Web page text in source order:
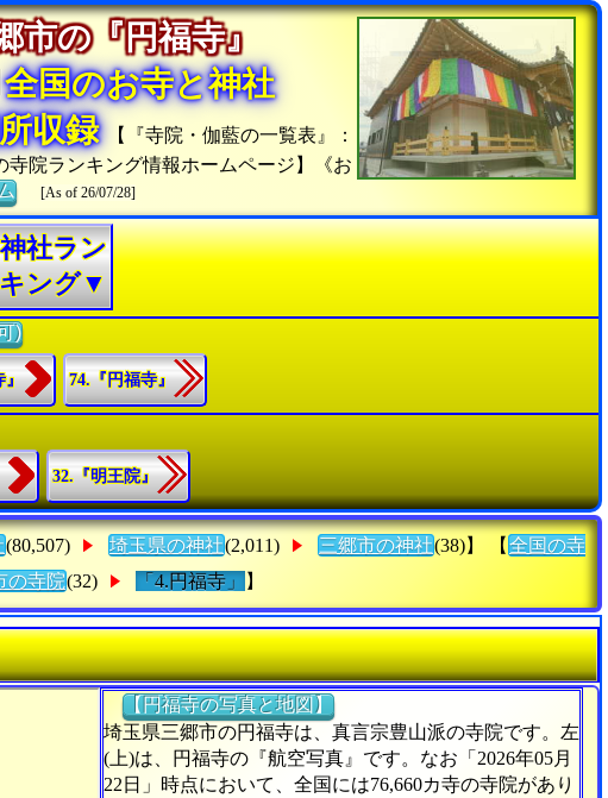
市の『円福寺』
全国のお寺と神社
収録
【『寺院・伽藍の一覧表』：
寺院ランキング情報ホームページ】《お
[As of 26/07/28]
神社ラン
キング▼
)
』 74.『円福寺』
32.『明王院』
(80,507) 埼玉県の神社(2,011) 三郷市の神社(38)】 【 全国の寺
の寺院(32) 「4.円福寺」 】
【円福寺の写真と地図】
埼玉県三郷市の円福寺は、真言宗豊山派の寺院です。左
(上)は、円福寺の『航空写真』です。なお「2026年05月
22日」時点において、全国には76,660カ寺の寺院があり